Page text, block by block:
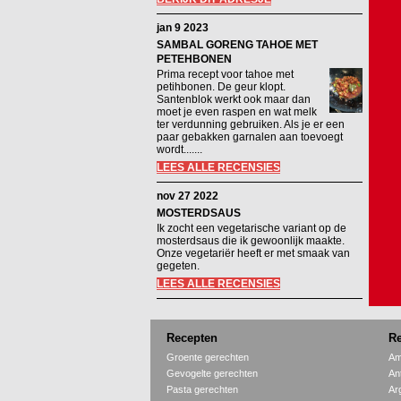
jan 9 2023
SAMBAL GORENG TAHOE MET
PETEHBONEN
Prima recept voor tahoe met
petihbonen. De geur klopt.
Santenblok werkt ook maar dan
moet je even raspen en wat melk
ter verdunning gebruiken. Als je er een
paar gebakken garnalen aan toevoegt
wordt.......
LEES ALLE RECENSIES
nov 27 2022
MOSTERDSAUS
Ik zocht een vegetarische variant op de
mosterdsaus die ik gewoonlijk maakte.
Onze vegetariër heeft er met smaak van
gegeten.
LEES ALLE RECENSIES
Recepten
Groente gerechten
Gevogelte gerechten
Pasta gerechten